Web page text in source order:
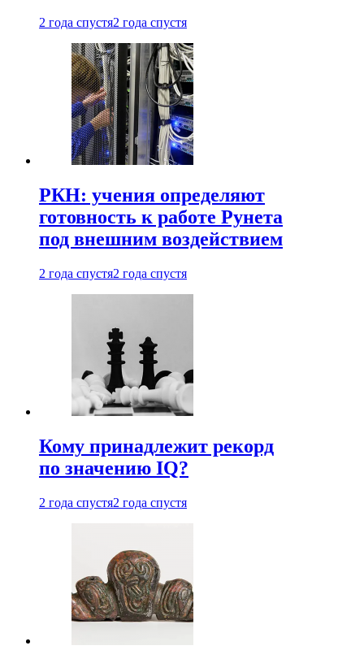
2 года спустя2 года спустя
РКН: учения определяют
готовность к работе Рунета
под внешним воздействием
2 года спустя2 года спустя
Кому принадлежит рекорд
по значению IQ?
2 года спустя2 года спустя